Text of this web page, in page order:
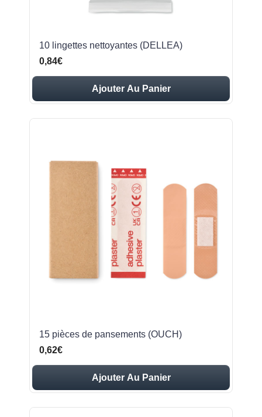
10 lingettes nettoyantes (DELLEA)
0,84€
Ajouter Au Panier
15 pièces de pansements (OUCH)
0,62€
Ajouter Au Panier